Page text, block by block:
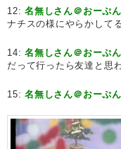
12:名無しさん＠おーぷん
ナチスの様にやらかして
14:名無しさん＠おーぷん
だって行ったら友達と思
15:名無しさん＠おーぷん